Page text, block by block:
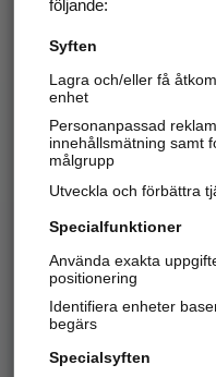
Hitta.se - Gratis
Sök företag, personer
Hitta telefonnummer,
följande:
Syften
Lagra och/eller få
enhet
Personanpassad
innehållsmätning samt
målgrupp
Utveckla och förbättra
Specialfunktioner
Använda exakta
positionering
Identifiera enheter
begärs
Specialsyften